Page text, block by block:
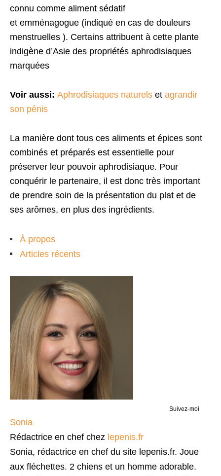
connu comme aliment sédatif
et emménagogue (indiqué en cas de douleurs
menstruelles ). Certains attribuent à cette plante
indigène d’Asie des propriétés aphrodisiaques
marquées
Voir aussi: Aphrodisiaques naturels et agrandir
son pénis
La manière dont tous ces aliments et épices sont
combinés et préparés est essentielle pour
préserver leur pouvoir aphrodisiaque. Pour
conquérir le partenaire, il est donc très important
de prendre soin de la présentation du plat et de
ses arômes, en plus des ingrédients.
À propos
Articles récents
Suivez-moi
Sonia
Rédactrice en chef chez lepenis.fr
Sonia, rédactrice en chef du site lepenis.fr. Joue
aux fléchettes. 2 chiens et un homme adorable.